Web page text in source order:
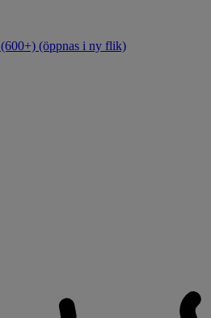
(600+) (öppnas i ny flik)